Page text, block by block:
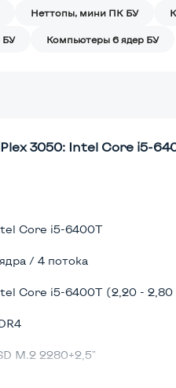
Неттопы, мини ПК БУ
БУ Компьютеры 6 ядер БУ
3050: Intel Core i5-
Core i5-6400T
/ 4 потока
Core i5-6400T (2,20 - 2,80
M.2 2280+2,5"